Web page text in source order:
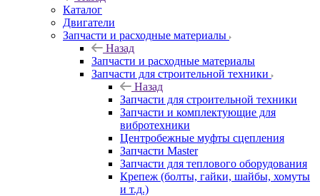
Каталог
Двигатели
Запчасти и расходные материалы
Назад
Запчасти и расходные материалы
Запчасти для строительной техники
Назад
Запчасти для строительной техники
Запчасти и комплектующие для
вибротехники
Центробежные муфты сцепления
Запчасти Master
Запчасти для теплового оборудования
Крепеж (болты, гайки, шайбы, хомуты
и т.д.)